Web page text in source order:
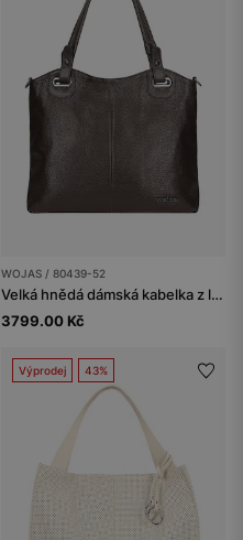
WOJAS / 80439-52
Velká hnědá dámská kabelka z lícové kůže
3799.00 Kč
Výprodej 43%